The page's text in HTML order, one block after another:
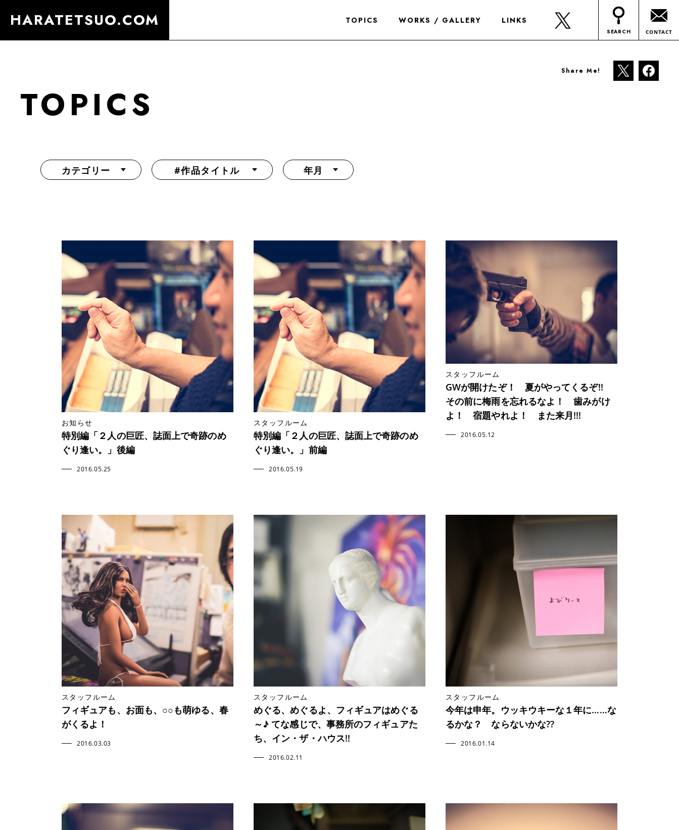
HARATETSUO.COM TOPICS WORKS / GALLERY LINKS
SEARCH CONTACT
Share Me!
TOPICS
カテゴリー #作品タイトル 年月
お知らせ
特別編「２人の巨匠、誌面上で奇跡のめ
ぐり逢い。」後編
2016.05.25
スタッフルーム
特別編「２人の巨匠、誌面上で奇跡のめ
ぐり逢い。」前編
2016.05.19
スタッフルーム
GWが開けたぞ！ 夏がやってくるぞ!!
その前に梅雨を忘れるなよ！ 歯みがけ
よ！ 宿題やれよ！ また来月!!!
2016.05.12
スタッフルーム
フィギュアも、お面も、○○も萌ゆる、春
がくるよ！
2016.03.03
スタッフルーム
めぐる、めぐるよ、フィギュアはめぐる
～♪ てな感じで、事務所のフィギュアた
ち、イン・ザ・ハウス!!
2016.02.11
スタッフルーム
今年は申年。ウッキウキーな１年に……な
るかな？ ならないかな??
2016.01.14